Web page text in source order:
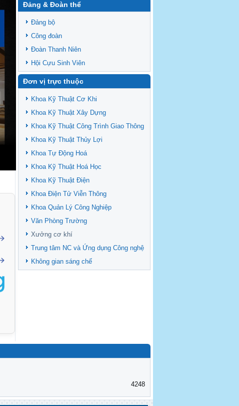
Đảng & Đoàn thể
Đảng bộ
Công đoàn
Đoàn Thanh Niên
Hội Cựu Sinh Viên
Đơn vị trực thuộc
Khoa Kỹ Thuật Cơ Khi
Khoa Kỹ Thuật Xây Dựng
Khoa Kỹ Thuật Công Trình Giao Thông
Khoa Kỹ Thuật Thủy Lợi
Khoa Tự Động Hoá
Khoa Kỹ Thuật Hoá Học
Khoa Kỹ Thuật Điện
Khoa Điện Tử Viễn Thông
Khoa Quản Lý Công Nghiệp
Văn Phòng Trường
Xưởng cơ khí
Trung tâm NC và Ứng dụng Công nghệ
Không gian sáng chế
4248